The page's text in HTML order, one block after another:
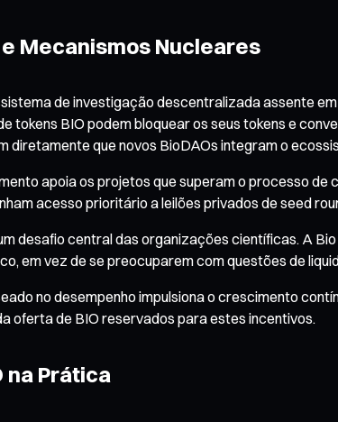
Mecanismos Nucleares
de investigação descentralizada assente
tokens BIO podem bloquear os seus tokens e
diretamente que novos BioDAOs integram o
apoia os projetos que superam o processo
acesso prioritário a leilões privados de seed
desafio central das organizações científicas. A
em vez de se preocuparem com questões de
no desempenho impulsiona o crescimento
oferta de BIO reservados para estes incentivos.
na Prática